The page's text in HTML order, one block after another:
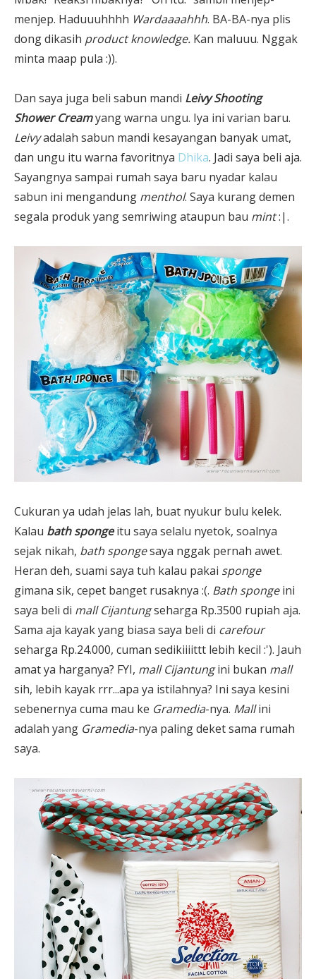
menjep. Haduuuhhhh Wardaaaahhh. BA-BA-nya plis
dong dikasih product knowledge. Kan maluuu. Nggak
minta maap pula :)).
Dan saya juga beli sabun mandi Leivy Shooting
Shower Creamyang warna ungu. Iya ini varian baru.
Leivyadalah sabun mandi kesayangan banyak umat,
dan ungu itu warna favoritnya Dhika. Jadi saya beli aja.
Sayangnya sampai rumah saya baru nyadar kalau
sabun ini mengandung menthol. Saya kurang demen
segala produk yang semriwing ataupun bau mint:|.
Cukuran ya udah jelas lah, buat nyukur bulu kelek.
Kalau bath spongeitu saya selalu nyetok, soalnya
sejak nikah, bath spongesaya nggak pernah awet.
Heran deh, suami saya tuh kalau pakai sponge
gimana sik, cepet banget rusaknya :(. Bath spongeini
saya beli di mall Cijantungseharga Rp.3500 rupiah aja.
Sama aja kayak yang biasa saya beli di carefour
seharga Rp.24.000, cuman sedikiiiittt lebih kecil :'). Jauh
amat ya harganya? FYI, mall Cijantungini bukan mall
sih, lebih kayak rrr...apa ya istilahnya? Ini saya kesini
sebenernya cuma mau ke Gramedia-nya. Mallini
adalah yang Gramedia-nya paling deket sama rumah
saya.